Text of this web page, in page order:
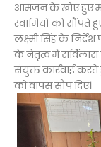
आमजन के खोए हुए
स्वामियों को सौंपते
लक्ष्मी सिंह के
के नेतृत्व में
संयुक्त कार्रवाई
को वापस सौंप दिए।